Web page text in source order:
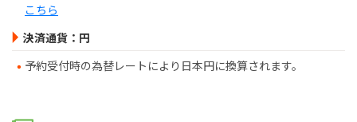
こちら
決済通貨：円
予約受付時の為替レートにより日本円に換算されます。